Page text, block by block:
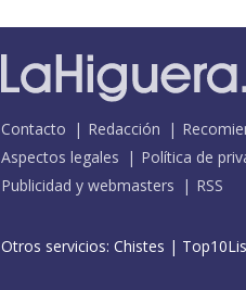
Contacto Redacción
Aspectos legales
Política de
Publicidad y webmasters
RSS
Otros servicios: Chistes |